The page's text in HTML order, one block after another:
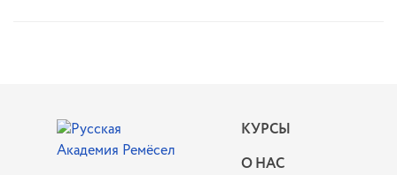
КУРСЫ
О НАС